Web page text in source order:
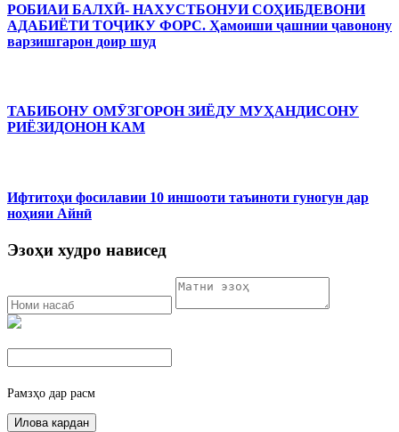
РОБИАИ БАЛХӢ- НАХУСТБОНУИ СОҲИБДЕВОНИ
АДАБИЁТИ ТОҶИКУ ФОРС. Ҳамоиши ҷашнии ҷавонону
варзишгарон доир шуд
ТАБИБОНУ ОМӮЗГОРОН ЗИЁДУ МУҲАНДИСОНУ
РИЁЗИДОНОН КАМ
Ифтитоҳи фосилавии 10 иншооти таъиноти гуногун дар
ноҳияи Айнӣ
Эзоҳи худро нависед
Рамзҳо дар расм